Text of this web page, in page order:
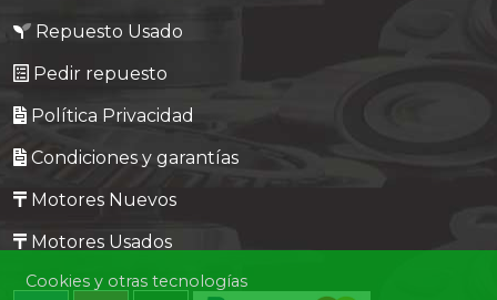
Repuesto Usado
Pedir repuesto
Política Privacidad
Condiciones y garantías
Motores Nuevos
Motores Usados
Cookies y otras tecnologías